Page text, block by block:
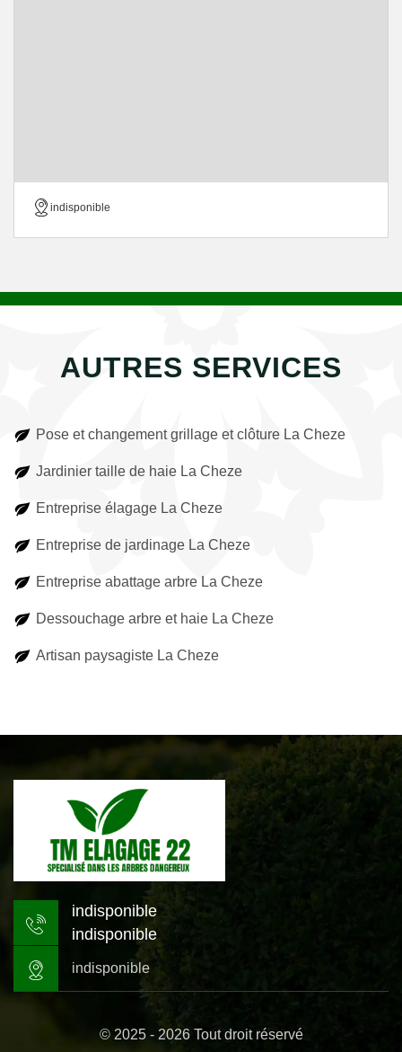
indisponible
AUTRES SERVICES
Pose et changement grillage et clôture La Cheze
Jardinier taille de haie La Cheze
Entreprise élagage La Cheze
Entreprise de jardinage La Cheze
Entreprise abattage arbre La Cheze
Dessouchage arbre et haie La Cheze
Artisan paysagiste La Cheze
indisponible
indisponible
indisponible
© 2025 - 2026 Tout droit réservé